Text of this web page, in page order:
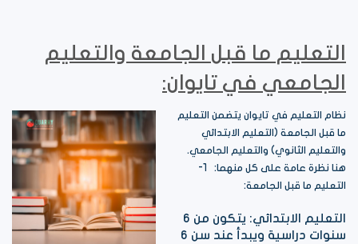
التعليم ما قبل الجامعة والتعليم
الجامعي في تايوان:
نظام التعليم في تايوان يتضمن التعليم
ما قبل الجامعة (التعليم الابتدائي
والتعليم الثانوي) والتعليم الجامعي.
هنا نظرة عامة على كل منهما: 1-
التعليم ما قبل الجامعة:
التعليم الابتدائي: يتكون من 6
سنوات دراسية ويبدأ عند سن 6